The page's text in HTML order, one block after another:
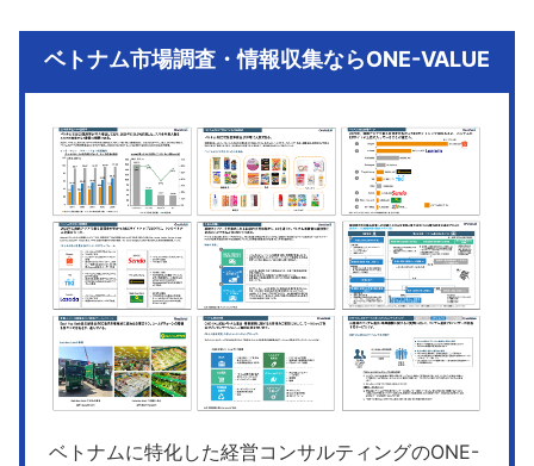
ベトナム市場調査・情報収集ならONE-VALUE
ベトナムに特化した経営コンサルティングのONE-